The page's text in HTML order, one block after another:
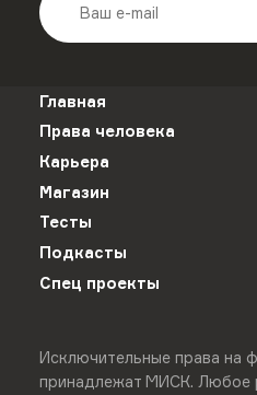
Главная
Права человека
Карьера
Магазин
Тесты
Подкасты
Спец проекты
Исключительные права на
принадлежат МИСК. Любое